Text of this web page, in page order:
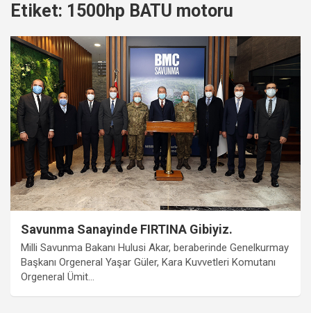
Etiket: 1500hp BATU motoru
Savunma Sanayinde FIRTINA Gibiyiz.
Milli Savunma Bakanı Hulusi Akar, beraberinde Genelkurmay
Başkanı Orgeneral Yaşar Güler, Kara Kuvvetleri Komutanı
Orgeneral Ümit…